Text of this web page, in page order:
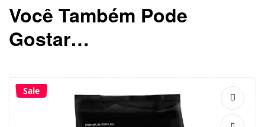
Você Também Pode
Gostar…
Sale